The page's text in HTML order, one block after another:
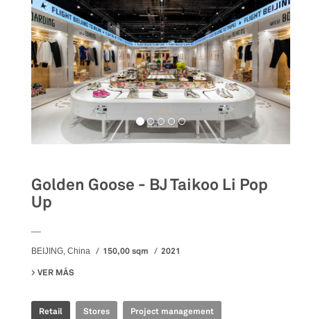
Golden Goose - BJ Taikoo Li Pop
Up
BEIJING, China 150,00 sqm
2021
VER MÁS
Retail Stores Project management